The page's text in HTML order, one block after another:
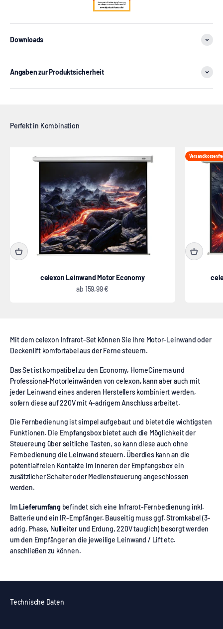
Downloads
Angaben zur Produktsicherheit
celexon Leinwand Motor Economy
Angebot
ab 159,99 €
Mit dem celexon Infrarot-Set können Sie Ihre Motor-Leinwand oder
Deckenlift komfortabel aus der Ferne steuern.
Das Set ist kompatibel zu den Economy, HomeCinema und
Professional-Motorleinwänden von celexon, kann aber auch mit
jeder Leinwand eines anderen Herstellers kombiniert werden,
sofern diese auf 220V mit 4-adrigem Anschluss arbeitet.
Die Fernbedienung ist simpel aufgebaut und bietet die wichtigsten
Funktionen. Die Empfangsbox bietet auch die Möglichkeit der
Steuereung über seitliche Tasten, so kann diese auch ohne
Fernbedienung die Leinwand steuern. Überdies kann an die
potentialfreien Kontakte im Inneren der Empfangsbox ein
zusätzlicher Schalter oder Mediensteuerung angeschlossen
werden.
ImLieferumfang befindet sich eine Infrarot-Fernbedienung inkl.
Batterie und ein IR-Empfänger. Bauseitig muss ggf. Stromkabel (3-
adrig, Phase, Nullleiter und Erdung, 220V tauglich) besorgt werden
um den Empfänger an die jeweilige Leinwand / Lift etc.
anschließen zu können.
Technische Daten